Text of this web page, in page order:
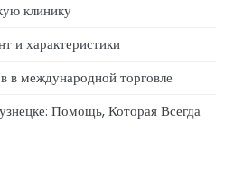
клинику
и характеристики
в международной торговле
Помощь, Которая Всегда